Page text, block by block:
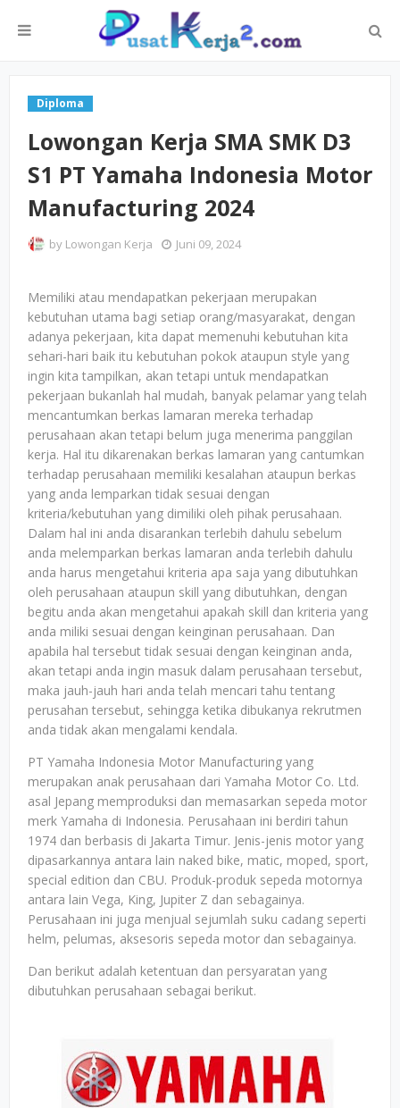
Diploma
Lowongan Kerja SMA SMK D3
S1 PT Yamaha Indonesia Motor
Manufacturing 2024
by Lowongan Kerja Juni 09, 2024
Memiliki atau mendapatkan pekerjaan merupakan
kebutuhan utama bagi setiap orang/masyarakat, dengan
adanya pekerjaan, kita dapat memenuhi kebutuhan kita
sehari-hari baik itu kebutuhan pokok ataupun style yang
ingin kita tampilkan, akan tetapi untuk mendapatkan
pekerjaan bukanlah hal mudah, banyak pelamar yang telah
mencantumkan berkas lamaran mereka terhadap
perusahaan akan tetapi belum juga menerima panggilan
kerja. Hal itu dikarenakan berkas lamaran yang cantumkan
terhadap perusahaan memiliki kesalahan ataupun berkas
yang anda lemparkan tidak sesuai dengan
kriteria/kebutuhan yang dimiliki oleh pihak perusahaan.
Dalam hal ini anda disarankan terlebih dahulu sebelum
anda melemparkan berkas lamaran anda terlebih dahulu
anda harus mengetahui kriteria apa saja yang dibutuhkan
oleh perusahaan ataupun skill yang dibutuhkan, dengan
begitu anda akan mengetahui apakah skill dan kriteria yang
anda miliki sesuai dengan keinginan perusahaan. Dan
apabila hal tersebut tidak sesuai dengan keinginan anda,
akan tetapi anda ingin masuk dalam perusahaan tersebut,
maka jauh-jauh hari anda telah mencari tahu tentang
perusahan tersebut, sehingga ketika dibukanya rekrutmen
anda tidak akan mengalami kendala.
PT Yamaha Indonesia Motor Manufacturing yang
merupakan anak perusahaan dari Yamaha Motor Co. Ltd.
asal Jepang memproduksi dan memasarkan sepeda motor
merk Yamaha di Indonesia. Perusahaan ini berdiri tahun
1974 dan berbasis di Jakarta Timur. Jenis-jenis motor yang
dipasarkannya antara lain naked bike, matic, moped, sport,
special edition dan CBU. Produk-produk sepeda motornya
antara lain Vega, King, Jupiter Z dan sebagainya.
Perusahaan ini juga menjual sejumlah suku cadang seperti
helm, pelumas, aksesoris sepeda motor dan sebagainya.
Dan berikut adalah ketentuan dan persyaratan yang
dibutuhkan perusahaan sebagai berikut.